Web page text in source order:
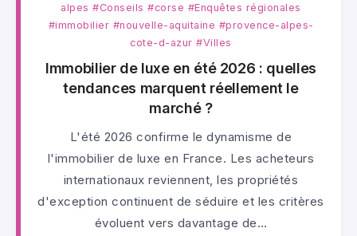
alpes#Conseils#corse #Enquêtes régionales
#immobilier #nouvelle-aquitaine #provence-alpes-
cote-d-azur#Villes
Immobilier de luxe en été 2026 : quelles
tendances marquent réellement le
marché ?
L'été 2026 confirme le dynamisme de
l'immobilier de luxe en France. Les acheteurs
internationaux reviennent, les propriétés
d'exception continuent de séduire et les critères
évoluent vers davantage de…